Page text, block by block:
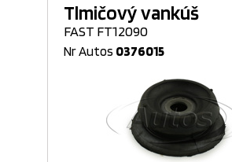
Tlmičový vankúš
FAST FT12090
Nr Autos 0376015